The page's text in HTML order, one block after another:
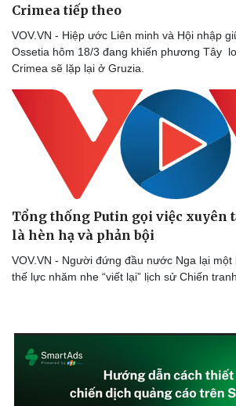
Văn hóa
Âm nhạc
Di sản
Giải trí
Sao Việt
Crimea tiếp theo
VOV.VN - Hiệp ước Liên minh và Hội nhập
Ossetia hôm 18/3 đang khiến phương Tây
Crimea sẽ lặp lại ở Gruzia.
Tổng thống Putin gọi việc xuyên
là hèn hạ và phản bội
VOV.VN - Người đứng đầu nước Nga lại
thế lực nhăm nhe “viết lại” lịch sử Chiến